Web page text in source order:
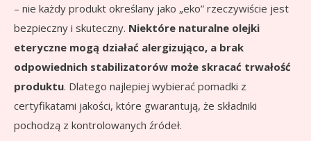
– nie każdy produkt określany jako „eko” rzeczywiście jest
bezpieczny i skuteczny. Niektóre naturalne olejki
eteryczne mogą działać alergizująco, a brak
odpowiednich stabilizatorów może skracać trwałość
produktu. Dlatego najlepiej wybierać pomadki z
certyfikatami jakości, które gwarantują, że składniki
pochodzą z kontrolowanych źródeł.